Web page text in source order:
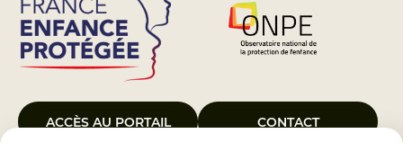
ACCÈS AU PORTAIL CONTACT